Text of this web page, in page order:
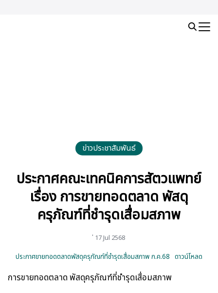
ข่าวประชาสัมพันธ์
ประกาศคณะเทคนิคการสัตวแพทย์
เรื่อง การขายทอดตลาด พัสดุ
ครุภัณฑ์ที่ชำรุดเสื่อมสภาพ
่ 17 Jul 2568
ประกาศขายทอดตลาดพัสดุครุภัณฑ์ที่ชำรุดเสื่อมสภาพ ก.ค.68 ดาวน์โหลด
การขายทอดตลาด พัสดุครุภัณฑ์ที่ชำรุดเสื่อมสภาพ